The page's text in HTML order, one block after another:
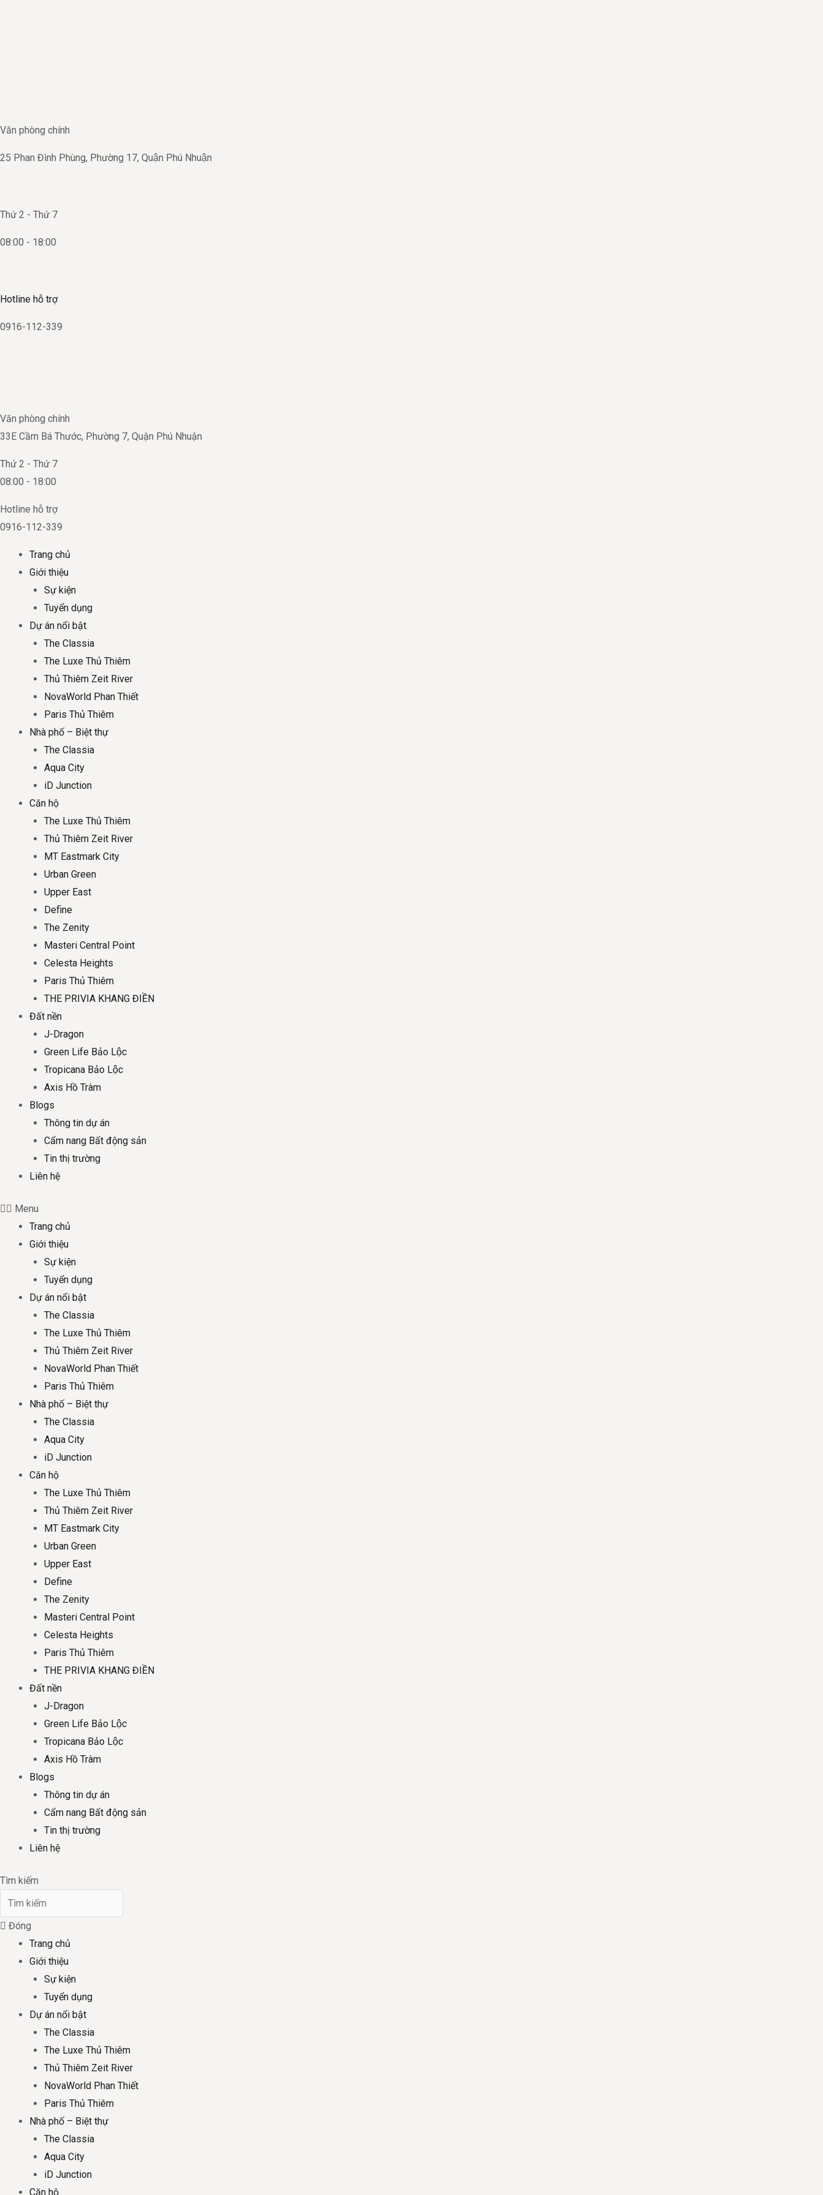
Văn phòng chính
25 Phan Đình Phùng, Phường 17, Quận Phú Nhuận
Thứ 2 - Thứ 7
08:00 - 18:00
Hotline hỗ trợ
0916-112-339
Văn phòng chính
33E Cầm Bá Thước, Phường 7, Quận Phú Nhuận
Thứ 2 - Thứ 7
08:00 - 18:00
Hotline hỗ trợ
0916-112-339
Trang chủ
Giới thiệu
Sự kiện
Tuyển dụng
Dự án nổi bật
The Classia
The Luxe Thủ Thiêm
Thủ Thiêm Zeit River
NovaWorld Phan Thiết
Paris Thủ Thiêm
Nhà phố – Biệt thự
The Classia
Aqua City
iD Junction
Căn hộ
The Luxe Thủ Thiêm
Thủ Thiêm Zeit River
MT Eastmark City
Urban Green
Upper East
Define
The Zenity
Masteri Central Point
Celesta Heights
Paris Thủ Thiêm
THE PRIVIA KHANG ĐIỀN
Đất nền
J-Dragon
Green Life Bảo Lộc
Tropicana Bảo Lộc
Axis Hồ Tràm
Blogs
Thông tin dự án
Cẩm nang Bất động sản
Tin thị trường
Liên hệ
Menu
Trang chủ
Giới thiệu
Sự kiện
Tuyển dụng
Dự án nổi bật
The Classia
The Luxe Thủ Thiêm
Thủ Thiêm Zeit River
NovaWorld Phan Thiết
Paris Thủ Thiêm
Nhà phố – Biệt thự
The Classia
Aqua City
iD Junction
Căn hộ
The Luxe Thủ Thiêm
Thủ Thiêm Zeit River
MT Eastmark City
Urban Green
Upper East
Define
The Zenity
Masteri Central Point
Celesta Heights
Paris Thủ Thiêm
THE PRIVIA KHANG ĐIỀN
Đất nền
J-Dragon
Green Life Bảo Lộc
Tropicana Bảo Lộc
Axis Hồ Tràm
Blogs
Thông tin dự án
Cẩm nang Bất động sản
Tin thị trường
Liên hệ
Tìm kiếm
Đóng
Trang chủ
Giới thiệu
Sự kiện
Tuyển dụng
Dự án nổi bật
The Classia
The Luxe Thủ Thiêm
Thủ Thiêm Zeit River
NovaWorld Phan Thiết
Paris Thủ Thiêm
Nhà phố – Biệt thự
The Classia
Aqua City
iD Junction
Căn hộ